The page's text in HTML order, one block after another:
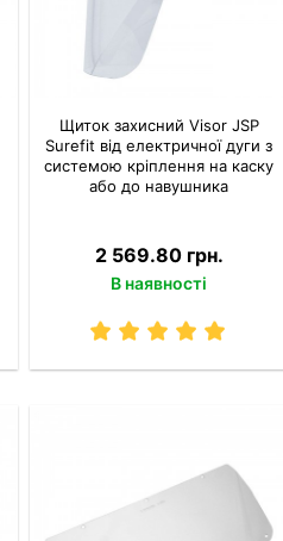
Щиток захисний Visor JSP
Surefit від електричної дуги з
системою кріплення на каску
або до навушника
2 569.80 грн.
В наявності